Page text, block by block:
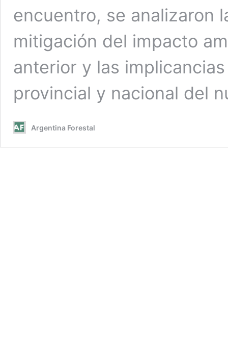
encuentro, se analizaron
mitigación del impacto
anterior y las
provincial y nacional del
Argentina Forestal